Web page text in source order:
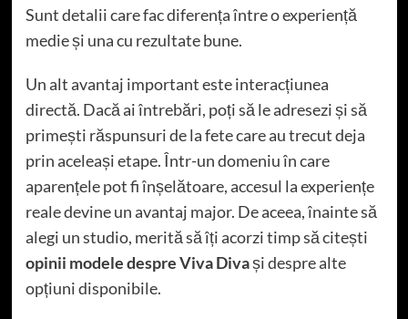
Sunt detalii care fac diferența între o experiență
medie și una cu rezultate bune.
Un alt avantaj important este interacțiunea
directă. Dacă ai întrebări, poți să le adresezi și să
primești răspunsuri de la fete care au trecut deja
prin aceleași etape. Într-un domeniu în care
aparențele pot fi înșelătoare, accesul la experiențe
reale devine un avantaj major. De aceea, înainte să
alegi un studio, merită să îți acorzi timp să citești
opinii modele despre Viva Divași despre alte
opțiuni disponibile.